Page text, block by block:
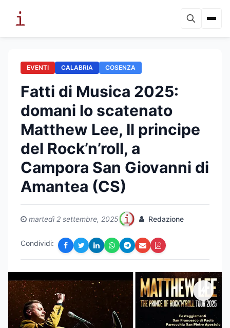
EVENTI CALABRIA COSENZA
Fatti di Musica 2025:
domani lo scatenato
Matthew Lee, Il principe
del Rock’n’roll, a
Campora San Giovanni di
Amantea (CS)
martedì 2 settembre, 2025 Redazione
Condividi: